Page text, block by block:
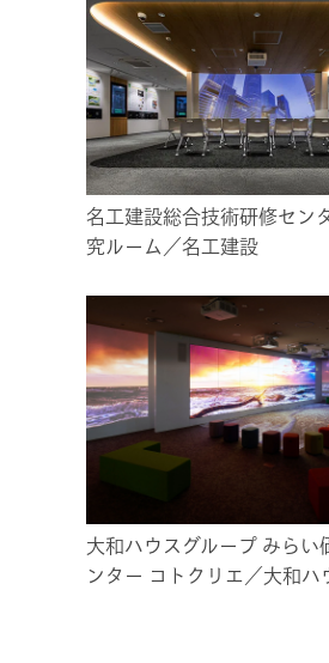
名工建設総合技術研修セン
究ルーム／名工建設
大和ハウスグループ みらい
ンター コトクリエ／大和ハ